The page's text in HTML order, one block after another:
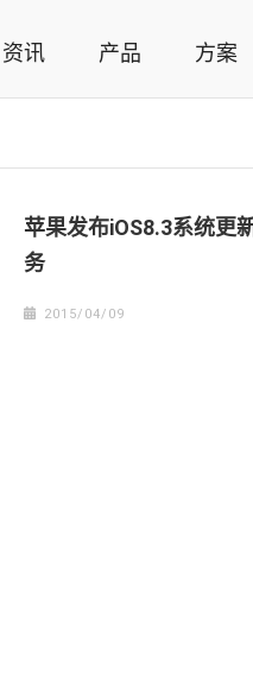
产品，智能家居解决方案，智能
资讯 产品 方案
苹果发布iOS8.3系统更
务
2015/04/09